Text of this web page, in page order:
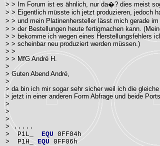
> > Im Forum ist es ähnlich, nur da�? dies meist
> > Eigentlich müsste ich jetzt produzieren, jedoch
> > und mein Platinenhersteller lässt mich gerade
> > der Bestellungen heute fertigmachen kann.
> > bekomme ich wegen eines Herstellungsfehlers
> > scheinbar neu produziert werden müssen.)
> >
> > MfG André H.
>
> Guten Abend André,
>
> da bin ich mir sogar sehr sicher weil ich die
> jetzt in einer anderen Form Abfrage und beide
>
>
>
> .....
> P1L_ EQU 0FF04h
> P1H_ EQU 0FF06h